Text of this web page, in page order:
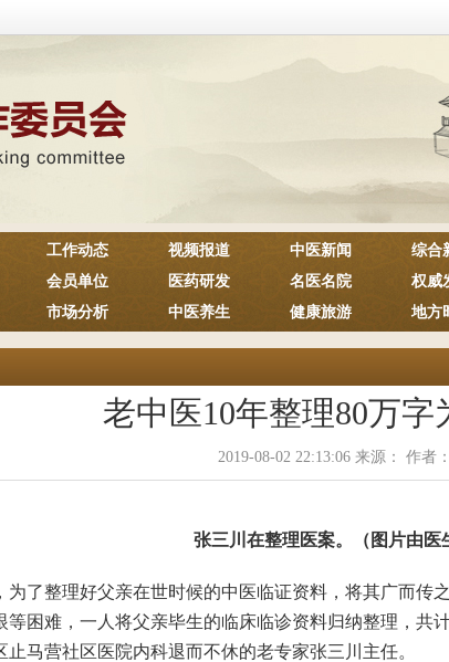
工作动态 视频报道 中医新闻 综合
会员单位 医药研发 名医名院 权威
市场分析 中医养生 健康旅游 地方
老中医10年整理80万字
2019-08-02 22:13:06 来源： 作者：
张三川在整理医案。（图片由医
整理好父亲在世时候的中医临证资料，将其广而传之
等困难，一人将父亲毕生的临床临诊资料归纳整理，共
马营社区医院内科退而不休的老专家张三川主任。